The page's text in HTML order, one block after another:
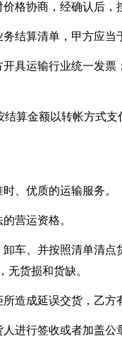
格协商，经确认后，
结算清单，甲方应当
具运输行业统一发
算金额以转帐方式支
、优质的运输服务。
营运资格。
车、并按照清单清
无货损和货缺。
造成延误交货，乙方
进行签收或者加盖